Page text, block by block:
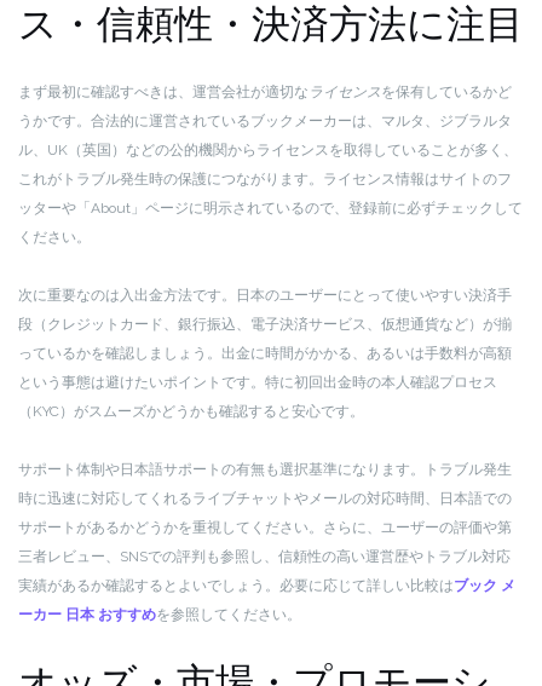
ス・信頼性・決済方法に注目
まず最初に確認すべきは、運営会社が適切な ライセンスを保有しているかど
うかです。合法的に運営されているブックメーカーは、マルタ、ジブラルタ
ル、UK（英国）などの公的機関からライセンスを取得していることが多く、
これがトラブル発生時の保護につながります。ライセンス情報はサイトのフ
ッターや「About」ページに明示されているので、登録前に必ずチェックして
ください。
次に重要なのは入出金方法です。日本のユーザーにとって使いやすい決済手
段（クレジットカード、銀行振込、電子決済サービス、仮想通貨など）が揃
っているかを確認しましょう。出金に時間がかかる、あるいは手数料が高額
という事態は避けたいポイントです。特に初回出金時の本人確認プロセス
（KYC）がスムーズかどうかも確認すると安心です。
サポート体制や日本語サポートの有無も選択基準になります。トラブル発生
時に迅速に対応してくれるライブチャットやメールの対応時間、日本語での
サポートがあるかどうかを重視してください。さらに、ユーザーの評価や第
三者レビュー、SNSでの評判も参照し、信頼性の高い運営歴やトラブル対応
実績があるか確認するとよいでしょう。必要に応じて詳しい比較はブック メ
ーカー 日本 おすすめを参照してください。